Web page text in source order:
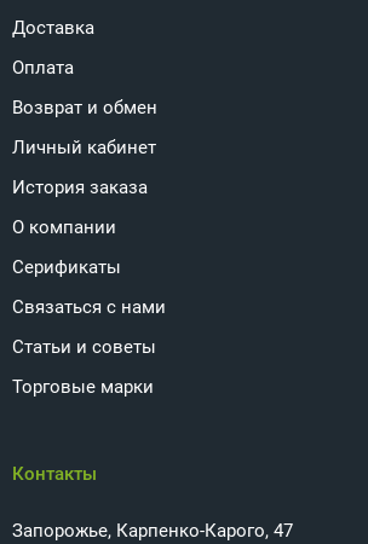
Доставка
Оплата
Возврат и обмен
Личный кабинет
История заказа
О компании
Серификаты
Связаться с нами
Статьи и советы
Торговые марки
Контакты
Запорожье, Карпенко-Карого, 47